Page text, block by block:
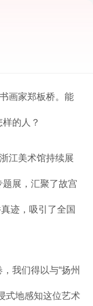
画家郑板桥。能
的人？
江美术馆持续展
展，汇聚了故宫
迹，吸引了全国
我们得以与“扬州
式地感知这位艺术